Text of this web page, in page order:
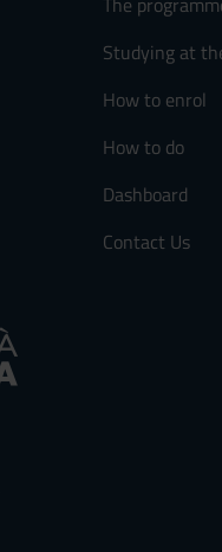
Studying at
How to enrol
How to do
Dashboard
Contact Us